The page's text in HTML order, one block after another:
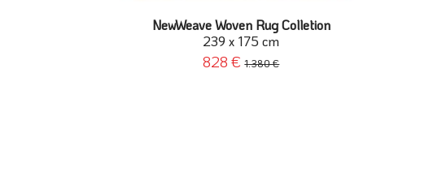
NewWeave Woven Rug Colletion
239 x 175 cm
828 € 1.380 €